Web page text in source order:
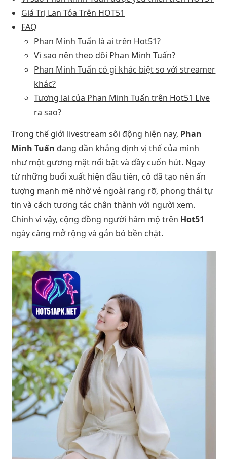
Giá Trị Lan Tỏa Trên HOT51
FAQ
Phan Minh Tuấn là ai trên Hot51?
Vì sao nên theo dõi Phan Minh Tuấn?
Phan Minh Tuấn có gì khác biệt so với streamer
khác?
Tương lai của Phan Minh Tuấn trên Hot51 Live
ra sao?
Trong thế giới livestream sôi động hiện nay, Phan
Minh Tuấn đang dần khẳng định vị thế của mình
như một gương mặt nổi bật và đầy cuốn hút. Ngay
từ những buổi xuất hiện đầu tiên, cô đã tạo nên ấn
tượng mạnh mẽ nhờ vẻ ngoài rạng rỡ, phong thái tự
tin và cách tương tác chân thành với người xem.
Chính vì vậy, cộng đồng người hâm mộ trên Hot51
ngày càng mở rộng và gắn bó bền chặt.